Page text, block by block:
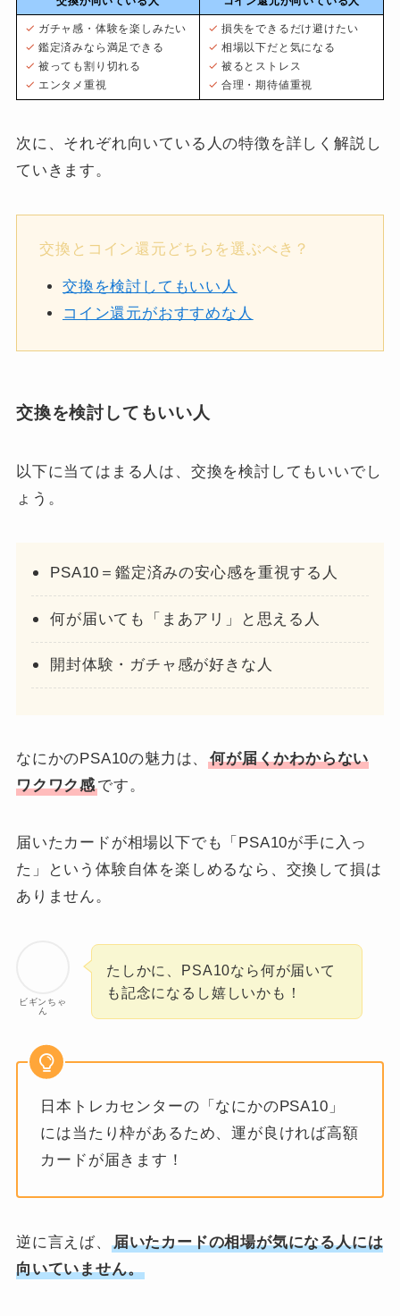
ガチャ感・体験を楽しみたい
鑑定済みなら満足できる
被っても割り切れる
エンタメ重視
損失をできるだけ避けたい
相場以下だと気になる
被るとストレス
合理・期待値重視
次に、それぞれ向いている人の特徴を詳しく解説し
ていきます。
交換とコイン還元どちらを選ぶべき？
交換を検討してもいい人
コイン還元がおすすめな人
交換を検討してもいい人
以下に当てはまる人は、交換を検討してもいいでし
ょう。
PSA10＝鑑定済みの安心感を重視する人
何が届いても「まあアリ」と思える人
開封体験・ガチャ感が好きな人
なにかのPSA10の魅力は、何が届くかわからない
ワクワク感です。
届いたカードが相場以下でも「PSA10が手に入っ
た」という体験自体を楽しめるなら、交換して損は
ありません。
ビギンちゃ
ん
たしかに、PSA10なら何が届いて
も記念になるし嬉しいかも！
日本トレカセンターの「なにかのPSA10」
には当たり枠があるため、運が良ければ高額
カードが届きます！
逆に言えば、
届いたカードの相場が気になる人には
向いていません。